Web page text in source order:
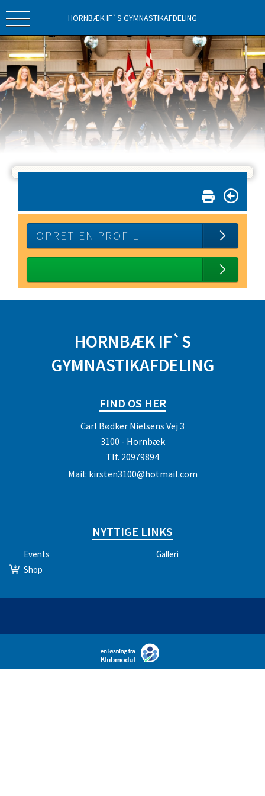
HORNBÆK IF`S GYMNASTIKAFDELING
OPRET EN PROFIL
HORNBÆK IF`S
GYMNASTIKAFDELING
FIND OS HER
Carl Bødker Nielsens Vej 3
3100 - Hornbæk
Tlf. 20979894
Mail: kirsten3100@hotmail.com
NYTTIGE LINKS
Events
Galleri
Shop